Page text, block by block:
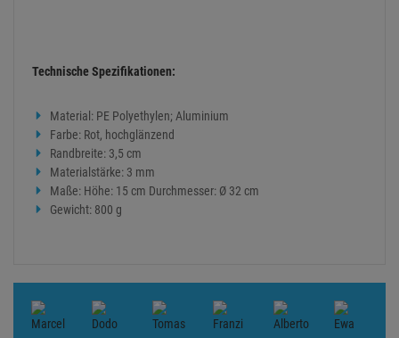
Technische Spezifikationen:
Material: PE Polyethylen; Aluminium
Farbe: Rot, hochglänzend
Randbreite: 3,5 cm
Materialstärke: 3 mm
Maße: Höhe: 15 cm Durchmesser: Ø 32 cm
Gewicht: 800 g